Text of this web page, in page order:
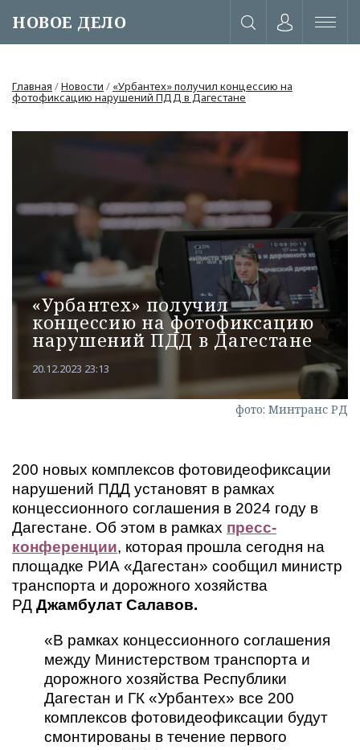
НОВОЕ ДЕЛО
или через соц. сети
Главная /Новости / «Урбантех» получил концессию на
фотофиксацию нарушений ПДД в Дагестане
«Урбантех» получил
концессию на фотофиксацию
нарушений ПДД в Дагестане
20.12.2023 23:13
фото: Минтранс РД
200 новых комплексов фотовидеофиксации
нарушений ПДД установят в рамках
концессионного соглашения в 2024 году в
Дагестане. Об этом в рамках пресс-
конференции, которая прошла сегодня на
площадке РИА «Дагестан» сообщил министр
транспорта и дорожного хозяйства
РД Джамбулат Салавов.
«В рамках концессионного соглашения
между Министерством транспорта и
дорожного хозяйства Республики
Дагестан и ГК «Урбантех» все 200
комплексов фотовидеофиксации будут
смонтированы в течение первого